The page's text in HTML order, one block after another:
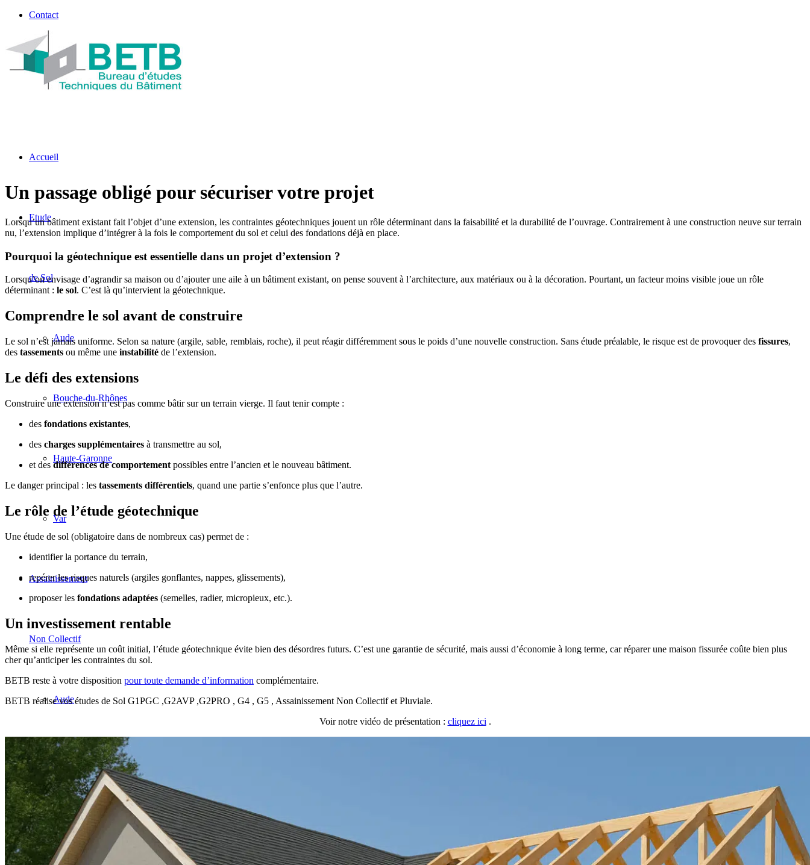
Contact
Accueil
Etude
de Sol
Aude
Bouche-du-Rhônes
Haute-Garonne
Var
Assainissement
Non Collectif
Aude
Bouches-du-Rhône
Haute-Garonne
Un passage obligé pour sécuriser votre projet
Lorsqu’un bâtiment existant fait l’objet d’une extension, les contraintes géotechniques jouent un rôle déterminant dans la faisabilité et la durabilité de l’ouvrage. Contrairement à une construction neuve sur terrain
nu, l’extension implique d’intégrer à la fois le comportement du sol et celui des fondations déjà en place.
Pourquoi la géotechnique est essentielle dans un projet d’extension ?
Lorsqu’on envisage d’agrandir sa maison ou d’ajouter une aile à un bâtiment existant, on pense souvent à l’architecture, aux matériaux ou à la décoration. Pourtant, un facteur moins visible joue un rôle
déterminant : le sol. C’est là qu’intervient la géotechnique.
Comprendre le sol avant de construire
Le sol n’est jamais uniforme. Selon sa nature (argile, sable, remblais, roche), il peut réagir différemment sous le poids d’une nouvelle construction. Sans étude préalable, le risque est de provoquer des fissures,
des tassements ou même une instabilité de l’extension.
Le défi des extensions
Construire une extension n’est pas comme bâtir sur un terrain vierge. Il faut tenir compte :
des fondations existantes,
des charges supplémentaires à transmettre au sol,
et des différences de comportement possibles entre l’ancien et le nouveau bâtiment.
Le danger principal : les tassements différentiels, quand une partie s’enfonce plus que l’autre.
Le rôle de l’étude géotechnique
Une étude de sol (obligatoire dans de nombreux cas) permet de :
identifier la portance du terrain,
repérer les risques naturels (argiles gonflantes, nappes, glissements),
proposer les fondations adaptées (semelles, radier, micropieux, etc.).
Un investissement rentable
Même si elle représente un coût initial, l’étude géotechnique évite bien des désordres futurs. C’est une garantie de sécurité, mais aussi d’économie à long terme, car réparer une maison fissurée coûte bien plus
cher qu’anticiper les contraintes du sol.
BETB reste à votre disposition pour toute demande d’information complémentaire.
BETB réalise vos études de Sol G1PGC ,G2AVP ,G2PRO , G4 , G5 , Assainissement Non Collectif et Pluviale.
Voir notre vidéo de présentation : cliquez ici .